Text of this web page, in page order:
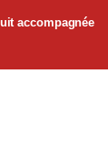
accompagnée